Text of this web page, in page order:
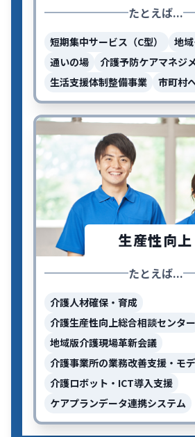
たとえば...
短期集中サービス（C型）
地
通いの場
介護予防ケアマネジ
生活支援体制整備事業
市町村
生産性向上
たとえば...
介護人材確保・育成
介護生産性向上総合相談センター
地域版介護現場革新会議
介護事業所の業務改善支援・モ
介護ロボット・ICT導入支援
ケアプランデータ連携システム